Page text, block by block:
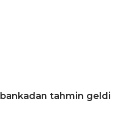
bankadan tahmin geldi